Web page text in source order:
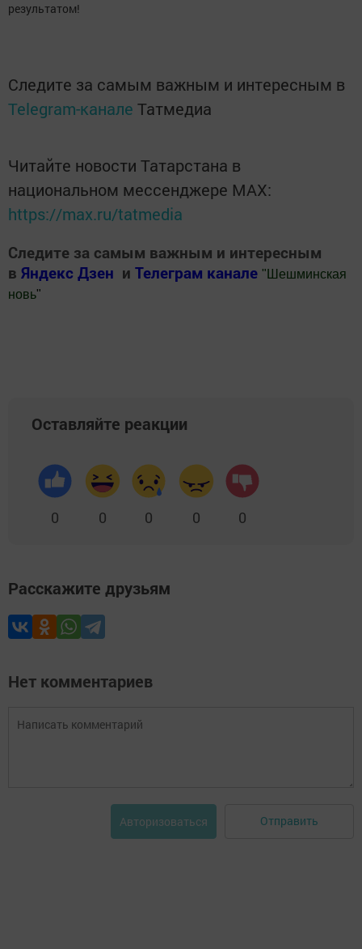
результатом!
Следите за самым важным и интересным в
Telegram-канале Татмедиа
Читайте новости Татарстана в
национальном мессенджере MАХ:
https://max.ru/tatmedia
Следите за самым важным и интересным
в Яндекс Дзен и Телеграм канале " Шешминская
новь"
Оставляйте реакции
0 0 0 0 0
Расскажите друзьям
Нет комментариев
Авторизоваться Отправить